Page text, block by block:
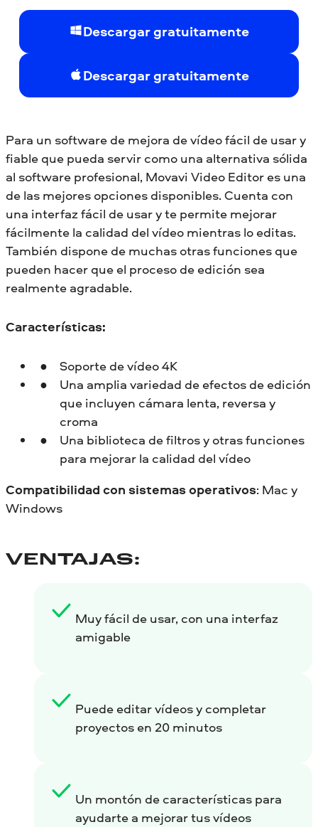
Descargar gratuitamente
Descargar gratuitamente
Para un software de mejora de vídeo fácil de usar y
fiable que pueda servir como una alternativa sólida
al software profesional, Movavi Video Editor es una
de las mejores opciones disponibles. Cuenta con
una interfaz fácil de usar y te permite mejorar
fácilmente la calidad del vídeo mientras lo editas.
También dispone de muchas otras funciones que
pueden hacer que el proceso de edición sea
realmente agradable.
Características:
Soporte de vídeo 4K
Una amplia variedad de efectos de edición
que incluyen cámara lenta, reversa y
croma
Una biblioteca de filtros y otras funciones
para mejorar la calidad del vídeo
Compatibilidad con sistemas operativos: Mac y
Windows
VENTAJAS:
Muy fácil de usar, con una interfaz
amigable
Puede editar vídeos y completar
proyectos en 20 minutos
Un montón de características para
ayudarte a mejorar tus vídeos